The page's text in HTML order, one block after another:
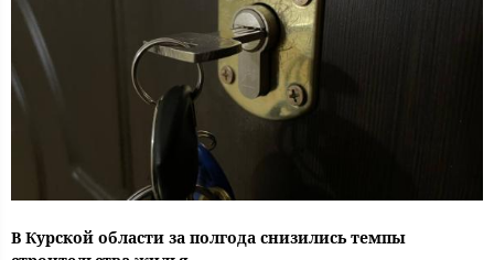
В Курской области за полгода снизились темпы